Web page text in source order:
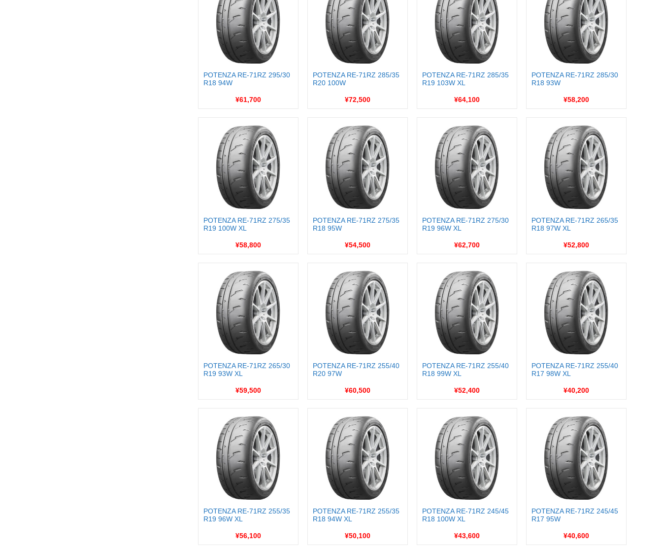
POTENZA RE-71RZ 295/30
R18 94W
¥61,700
POTENZA RE-71RZ 285/35
R20 100W
¥72,500
POTENZA RE-71RZ 285/35
R19 103W XL
¥64,100
POTENZA RE-71RZ 285/30
R18 93W
¥58,200
POTENZA RE-71RZ 275/35
R19 100W XL
¥58,800
POTENZA RE-71RZ 275/35
R18 95W
¥54,500
POTENZA RE-71RZ 275/30
R19 96W XL
¥62,700
POTENZA RE-71RZ 265/35
R18 97W XL
¥52,800
POTENZA RE-71RZ 265/30
R19 93W XL
¥59,500
POTENZA RE-71RZ 255/40
R20 97W
¥60,500
POTENZA RE-71RZ 255/40
R18 99W XL
¥52,400
POTENZA RE-71RZ 255/40
R17 98W XL
¥40,200
POTENZA RE-71RZ 255/35
R19 96W XL
¥56,100
POTENZA RE-71RZ 255/35
R18 94W XL
¥50,100
POTENZA RE-71RZ 245/45
R18 100W XL
¥43,600
POTENZA RE-71RZ 245/45
R17 95W
¥40,600